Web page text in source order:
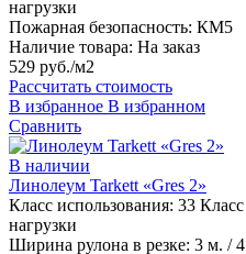
нагрузки
Пожарная безопасность: КМ5
Наличие товара: На заказ
529 руб./м2
Рассчитать стоимость
В избранное В избранном
Сравнить
В наличии
Линолеум Tarkett «Gres 2»
Класс использования: 33
нагрузки
Ширина рулона в резке: 3 м. /